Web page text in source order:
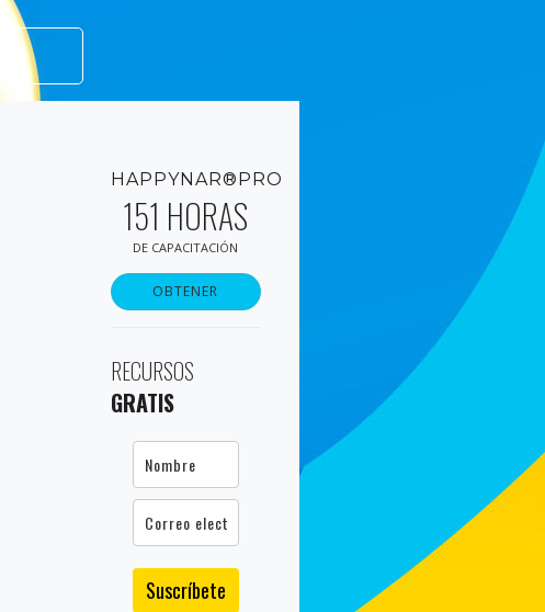
HAPPYNAR®PRO
151 HORAS
DE CAPACITACIÓN
OBTENER
RECURSOS
GRATIS
Suscríbete